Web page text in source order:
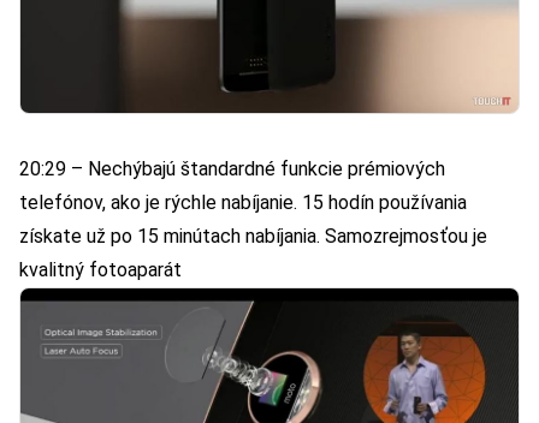
20:29 – Nechýbajú štandardné funkcie prémiových
telefónov, ako je rýchle nabíjanie. 15 hodín používania
získate už po 15 minútach nabíjania. Samozrejmosťou je
kvalitný fotoaparát